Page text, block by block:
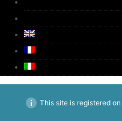
This site is registered on